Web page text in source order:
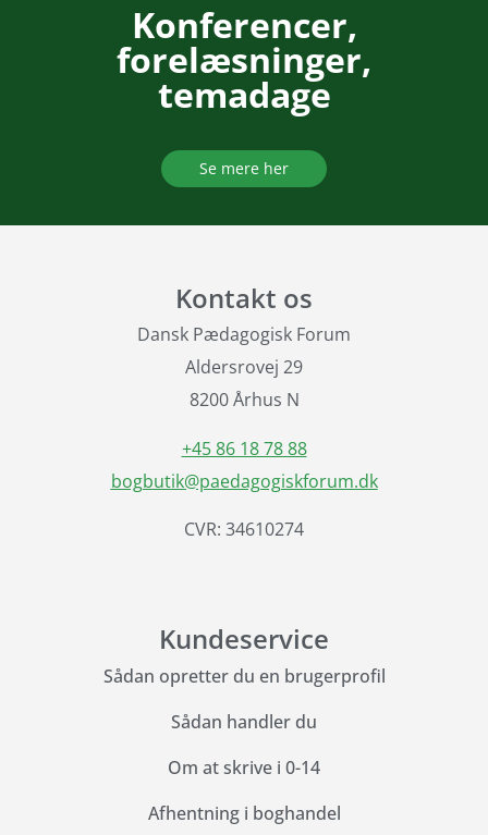
Konferencer,
forelæsninger,
temadage
Se mere her
Kontakt os
Dansk Pædagogisk Forum
Aldersrovej 29
8200 Århus N
+45 86 18 78 88
bogbutik@paedagogiskforum.dk
CVR: 34610274
Kundeservice
Sådan opretter du en brugerprofil
Sådan handler du
Om at skrive i 0-14
Afhentning i boghandel